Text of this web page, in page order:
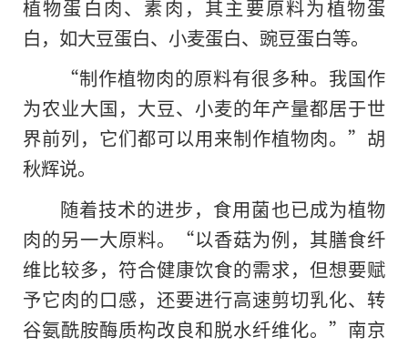
植物蛋白肉、素肉，其主要原料为植物蛋
白，如大豆蛋白、小麦蛋白、豌豆蛋白等。
“制作植物肉的原料有很多种。我国作
为农业大国，大豆、小麦的年产量都居于世
界前列，它们都可以用来制作植物肉。”胡
秋辉说。
随着技术的进步，食用菌也已成为植物
肉的另一大原料。“以香菇为例，其膳食纤
维比较多，符合健康饮食的需求，但想要赋
予它肉的口感，还要进行高速剪切乳化、转
谷氨酰胺酶质构改良和脱水纤维化。”南京